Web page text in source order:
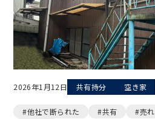
2026年1月12日 共有持分 空き家
#他社で断られた #共有 #売